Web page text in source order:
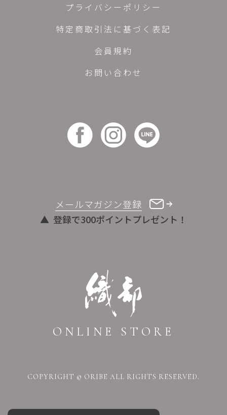
ONLINE STORE
メールマガジン登録
登録で300ポイントプレゼント！
プライバシーポリシー
特定商取引法に基づく表記
会員規約
お問い合わせ
COPYRIGHT © ORIBE ALL RIGHTS RESERVED.